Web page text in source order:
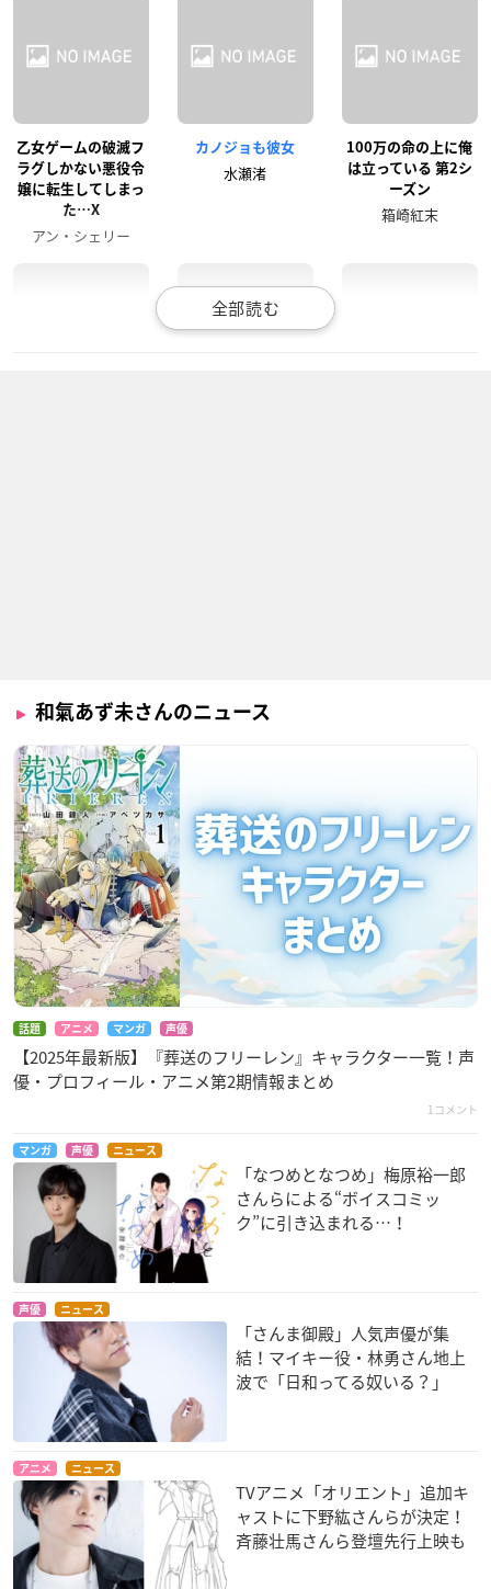
乙女ゲームの破滅フ
ラグしかない悪役令
嬢に転生してしまっ
た…X
アン・シェリー
カノジョも彼女
水瀬渚
100万の命の上に俺
は立っている 第2シ
ーズン
箱崎紅末
ービー Season 2
スペシャルウィーク
フィナ
うまよん
スペシャルウィーク
社長、バトルの時間
です！
アカリ
かくしごと
橘地莉子
アサシンズプライド
サラシャ＝シクザー
ル
私、能力は平均値で
って言ったよね！
マイル
ぬるぺた
ぬる
ソウナン​ですか?
九条紫音
世話やきキツネの仙
和氣あず未さんのニュース
話題 アニメ マンガ 声優
【2025年最新版】『葬送のフリーレン』キャラクター一覧！声
優・プロフィール・アニメ第2期情報まとめ
1コメント
マンガ 声優 ニュース
「なつめとなつめ」梅原裕一郎
さんらによる“ボイスコミッ
ク”に引き込まれる…！
声優 ニュース
「さんま御殿」人気声優が集
結！マイキー役・林勇さん地上
波で「日和ってる奴いる？」
アニメ ニュース
TVアニメ「オリエント」追加キ
ャストに下野紘さんらが決定！
斉藤壮馬さんら登壇先行上映も